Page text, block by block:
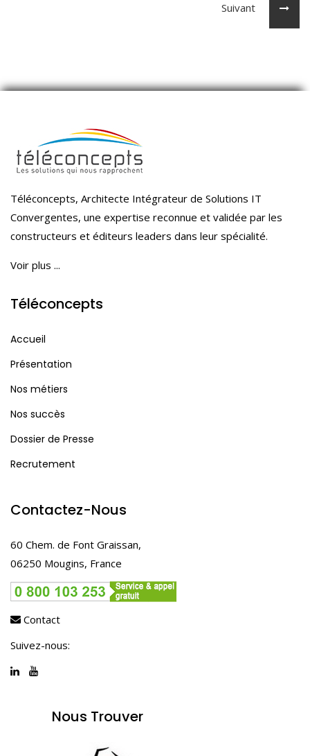
Suivant
Téléconcepts, Architecte Intégrateur de Solutions IT
Convergentes, une expertise reconnue et validée par les
constructeurs et éditeurs leaders dans leur spécialité.
Voir plus ...
Téléconcepts
Accueil
Présentation
Nos métiers
Nos succès
Dossier de Presse
Recrutement
Contactez-Nous
60 Chem. de Font Graissan,
06250 Mougins, France
Contact
Suivez-nous:
Nous Trouver